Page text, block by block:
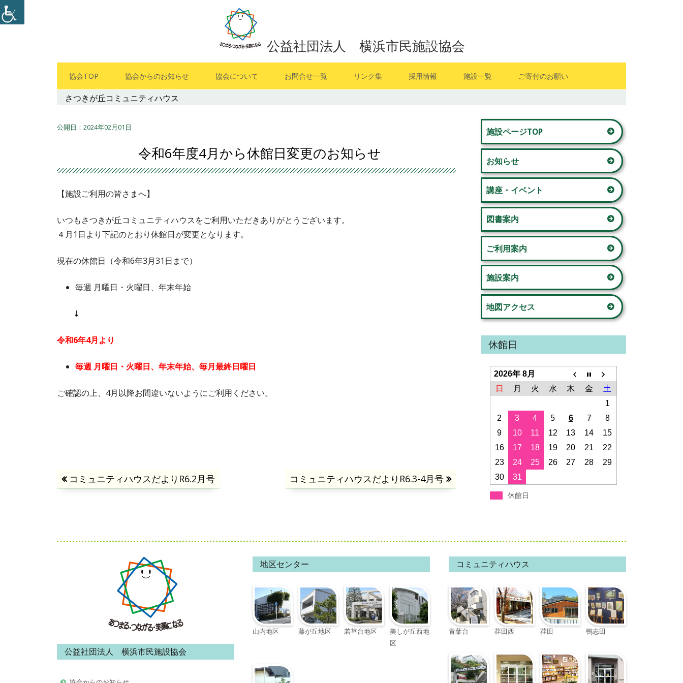
コ
ン
公益社団法人 横浜市民施設協会
メ
イ
協会TOP 協会からのお知らせ 協会について お問合せ一覧 リンク集 採用情報 施設一覧
藤が丘地区センター
若草台地区センター
美しが丘西地区センター
奈良地区センター
青葉台コミュニティハウス 「本
の家」
荏田西コミュニティハウス
荏田コミュニティハウス
美しが丘公園こどもログハウス
新石川スポーツ会館
さつきが丘コミュニティハウス
山内コミュニティハウス
桂台コミュニティハウス
すすき野コミュニティハウス
みたけ台コミュニティハウス
ご寄付のお願い
さつきが丘コミュニティハウス
2024年02月01日
令和6年度4月から休館日変更のお知らせ
【施設ご利用の皆さまへ】
いつもさつきが丘コミュニティハウスをご利用いただきありがとうございます。
４月1日より下記のとおり休館日が変更となります。
現在の休館日（令和6年3月31日まで）
毎週 月曜日・火曜日、年末年始
↓
令和6年4月より
毎週 月曜日・火曜日、年末年始、毎月最終日曜日
ご確認の上、4月以降お間違いないようにご利用ください。
投
ビ
ン
前
コミュニティハウスだよりR6.2月号
次
コミュニティハウスだよりR6.3-4月号
メ
イ
ン
サ
イ
ド
バ
ー
施設ページTOP
お知らせ
講座・イベント
図書案内
ご利用案内
施設案内
地図アクセス
休館日
2026年 8月
日
月 火 水 木 金
土
1
2
3 4 5 6 7
8
9
10 11 12 13 14
15
16
17 18 19 20 21
22
23
24 25 26 27 28
29
30
31
休館日
テ公益社団法人 横浜市民施設協会
地区センター
山内地区 藤が丘地区 若草台地区
美しが丘西地
区
コミュニティハウス
青葉台 荏田西 荏田 鴨志田